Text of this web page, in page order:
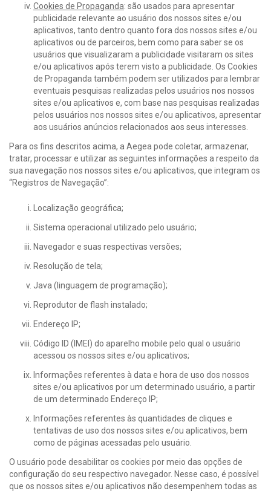
Cookies de Propaganda: são usados para apresentar
publicidade relevante ao usuário dos nossos sites e/ou
aplicativos, tanto dentro quanto fora dos nossos sites e/ou
aplicativos ou de parceiros, bem como para saber se os
usuários que visualizaram a publicidade visitaram os sites
e/ou aplicativos após terem visto a publicidade. Os Cookies
de Propaganda também podem ser utilizados para lembrar
eventuais pesquisas realizadas pelos usuários nos nossos
sites e/ou aplicativos e, com base nas pesquisas realizadas
pelos usuários nos nossos sites e/ou aplicativos, apresentar
aos usuários anúncios relacionados aos seus interesses.
Para os fins descritos acima, a Aegea pode coletar, armazenar,
tratar, processar e utilizar as seguintes informações a respeito da
sua navegação nos nossos sites e/ou aplicativos, que integram os
“Registros de Navegação”:
Localização geográfica;
Sistema operacional utilizado pelo usuário;
Navegador e suas respectivas versões;
Resolução de tela;
Java (linguagem de programação);
Reprodutor de flash instalado;
Endereço IP;
Código ID (IMEI) do aparelho mobile pelo qual o usuário
acessou os nossos sites e/ou aplicativos;
Informações referentes à data e hora de uso dos nossos
sites e/ou aplicativos por um determinado usuário, a partir
de um determinado Endereço IP;
Informações referentes às quantidades de cliques e
tentativas de uso dos nossos sites e/ou aplicativos, bem
como de páginas acessadas pelo usuário.
O usuário pode desabilitar os cookies por meio das opções de
configuração do seu respectivo navegador. Nesse caso, é possível
que os nossos sites e/ou aplicativos não desempenhem todas as